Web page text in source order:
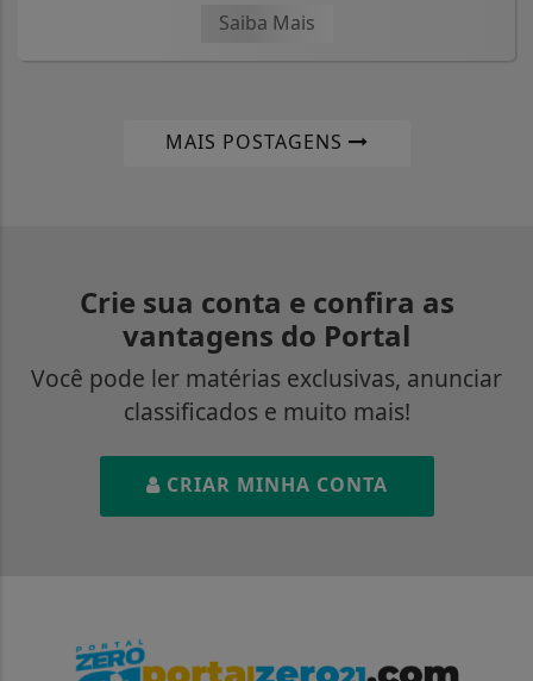
Saiba Mais
MAIS POSTAGENS
Crie sua conta e confira as
vantagens do Portal
Você pode ler matérias exclusivas, anunciar
classificados e muito mais!
CRIAR MINHA CONTA